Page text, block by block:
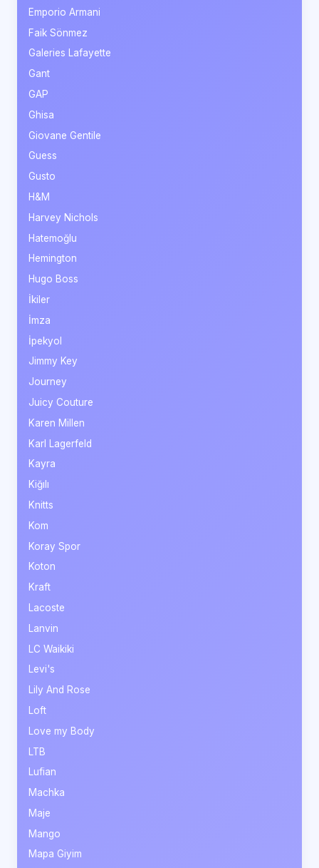
Emporio Armani
Faik Sönmez
Galeries Lafayette
Gant
GAP
Ghisa
Giovane Gentile
Guess
Gusto
H&M
Harvey Nichols
Hatemoğlu
Hemington
Hugo Boss
İkiler
İmza
İpekyol
Jimmy Key
Journey
Juicy Couture
Karen Millen
Karl Lagerfeld
Kayra
Kiğılı
Knitts
Kom
Koray Spor
Koton
Kraft
Lacoste
Lanvin
LC Waikiki
Levi's
Lily And Rose
Loft
Love my Body
LTB
Lufian
Machka
Maje
Mango
Mapa Giyim